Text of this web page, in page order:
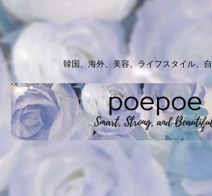
韓国、海外、美容、ライフスタイル、